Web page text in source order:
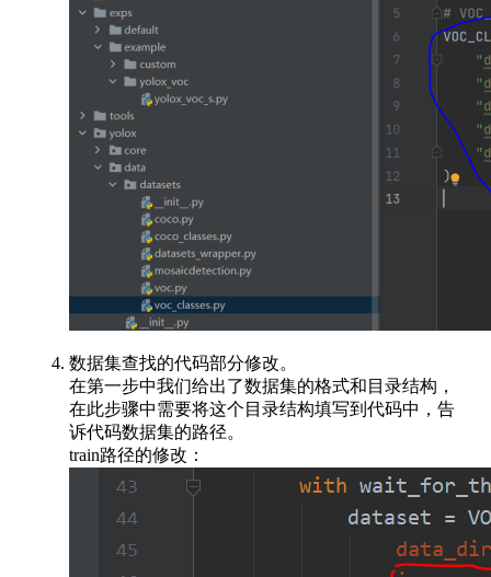
数据集查找的代码部分修改。
在第一步中我们给出了数据集的格式和目录结构，
在此步骤中需要将这个目录结构填写到代码中，告
诉代码数据集的路径。
train路径的修改：